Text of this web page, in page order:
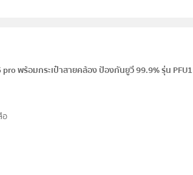
พร้อมกระเป๋าสายคล้อง ป้องกันยูวี 99.9% รุ่น PFU1
อ